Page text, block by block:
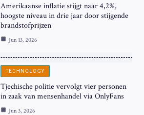
Amerikaanse inflatie stijgt naar 4,2%,
hoogste niveau in drie jaar door stijgende
brandstofprijzen
Jun 13, 2026
TECHNOLOGY
Tjechische politie vervolgt vier personen
in zaak van mensenhandel via OnlyFans
Jun 3, 2026